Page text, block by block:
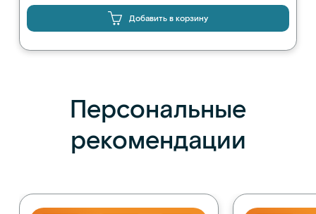
Добавить в корзину
Персональные
рекомендации